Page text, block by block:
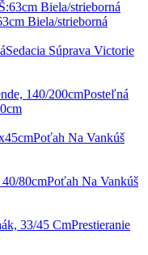
Biela/strieborná
Sedacia Súprava Victorie
Posteľná
Poťah Na Vankúš
Poťah Na Vankúš
Prestieranie